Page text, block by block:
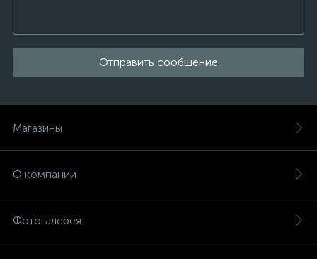
Отправить сообщение
Магазины
О компании
Фотогалерея